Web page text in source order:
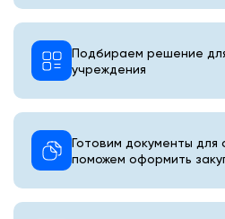
Подбираем решение
учреждения
Готовим документы для
поможем оформить